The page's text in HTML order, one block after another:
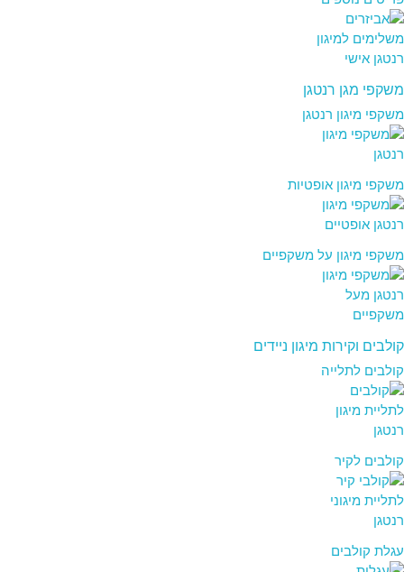
משקפי מגן רנטגן
משקפי מיגון רנטגן
משקפי מיגון אופטיות
משקפי מיגון על משקפיים
קולבים וקירות מיגון ניידים
קולבים לתלייה
קולבים לקיר
עגלת קולבים